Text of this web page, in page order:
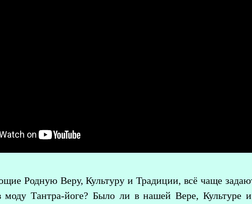
Родную Веру, Культуру и Традиции, всё чаще
моду Тантра-йоге? Было ли в нашей Вере, Культуре